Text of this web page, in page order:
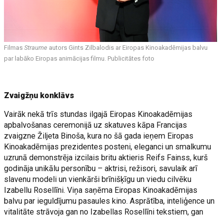
Filmas Straume autors Gints Zilbalodis ar Eiropas Kinoakadēmijas balvu
par labāko Eiropas animācijas filmu. Publicitātes foto
Zvaigžņu konklāvs
Vairāk nekā trīs stundas ilgajā Eiropas Kinoakadēmijas
apbalvošanas ceremonijā uz skatuves kāpa Francijas
zvaigzne Žiljeta Binoša, kura no šā gada ieņem Eiropas
Kinoakadēmijas prezidentes posteni, eleganci un smalkumu
uzrunā demonstrēja izcilais britu aktieris Reifs Fainss, kurš
godināja unikālu personību – aktrisi, režisori, savulaik arī
slavenu modeli un vienkārši brīnišķīgu un viedu cilvēku
Izabellu Rosellīni. Viņa saņēma Eiropas Kinoakadēmijas
balvu par ieguldījumu pasaules kino. Asprātība, inteliģence un
vitalitāte strāvoja gan no Izabellas Rosellīni tekstiem, gan